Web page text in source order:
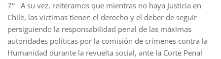
7° A su vez, reiteramos que mientras no haya Justicia en
Chile, las víctimas tienen el derecho y el deber de seguir
persiguiendo la responsabilidad penal de las máximas
autoridades políticas por la comisión de crímenes contra la
Humanidad durante la revuelta social, ante la Corte Penal